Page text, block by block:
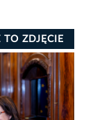
TO ZDJĘCIE